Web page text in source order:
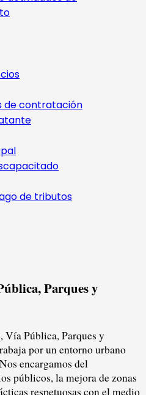
de contratación
de tributos
Parques y
Pública, Parques y
por un entorno urbano
encargamos del
públicos, la mejora de zonas
respetuosas con el medio